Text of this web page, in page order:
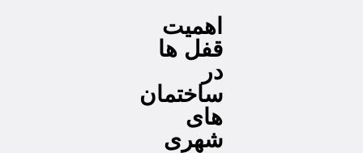
اهمیت
قفل ها
در
ساختمان
های
شهری